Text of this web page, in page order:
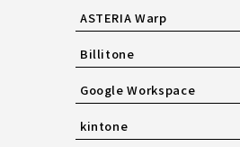
ASTERIA Warp
Billitone
Google Workspace
kintone